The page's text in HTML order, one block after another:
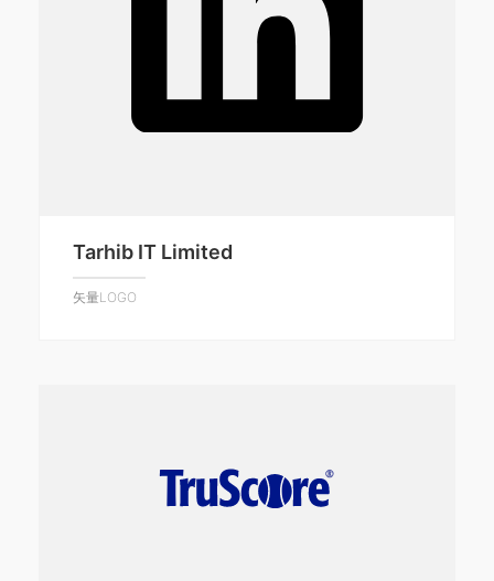
Tarhib IT Limited
矢量LOGO